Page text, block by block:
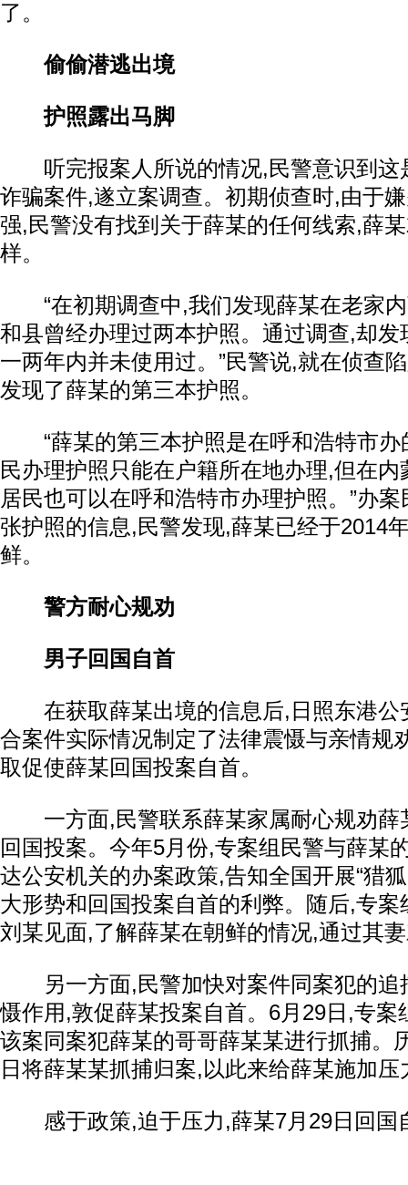
了。
偷偷潜逃出境
护照露出马脚
听完报案人所说的情况,民警意识到这
诈骗案件,遂立案调查。初期侦查时,由于
强,民警没有找到关于薛某的任何线索,薛
样。
“在初期调查中,我们发现薛某在老家内
和县曾经办理过两本护照。通过调查,却发
一两年内并未使用过。”民警说,就在侦查
发现了薛某的第三本护照。
“薛某的第三本护照是在呼和浩特市办
民办理护照只能在户籍所在地办理,但在
居民也可以在呼和浩特市办理护照。”办
张护照的信息,民警发现,薛某已经于2014
鲜。
警方耐心规劝
男子回国自首
在获取薛某出境的信息后,日照东港公
合案件实际情况制定了法律震慑与亲情规
取促使薛某回国投案自首。
一方面,民警联系薛某家属耐心规劝薛
回国投案。今年5月份,专案组民警与薛某
达公安机关的办案政策,告知全国开展“猎
大形势和回国投案自首的利弊。随后,专
刘某见面,了解薛某在朝鲜的情况,通过其
另一方面,民警加快对案件同案犯的追
慑作用,敦促薛某投案自首。6月29日,专案
该案同案犯薛某的哥哥薛某某进行抓捕。
日将薛某某抓捕归案,以此来给薛某施加压
感于政策,迫于压力,薛某7月29日回国